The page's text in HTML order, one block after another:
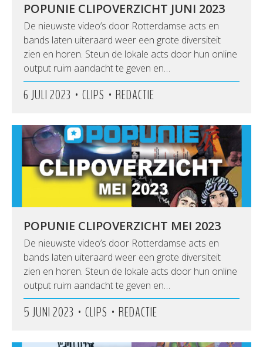
POPUNIE CLIPOVERZICHT JUNI 2023
De nieuwste video’s door Rotterdamse acts en
bands laten uiteraard weer een grote diversiteit
zien en horen. Steun de lokale acts door hun online
output ruim aandacht te geven en…
6 JULI 2023 • CLIPS • REDACTIE
POPUNIE CLIPOVERZICHT MEI 2023
De nieuwste video’s door Rotterdamse acts en
bands laten uiteraard weer een grote diversiteit
zien en horen. Steun de lokale acts door hun online
output ruim aandacht te geven en…
5 JUNI 2023 • CLIPS • REDACTIE